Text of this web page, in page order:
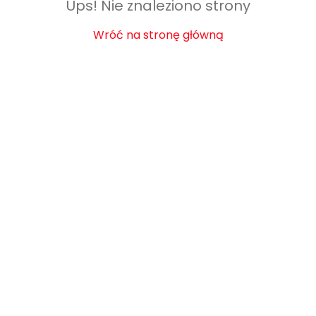
Ups! Nie znaleziono strony
Wróć na stronę główną